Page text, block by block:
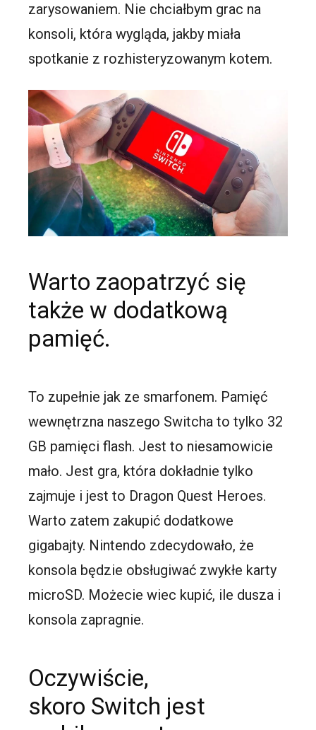
zarysowaniem. Nie chciałbym grac na
konsoli, która wygląda, jakby miała
spotkanie z rozhisteryzowanym kotem.
Warto zaopatrzyć się
także w dodatkową
pamięć.
To zupełnie jak ze smarfonem. Pamięć
wewnętrzna naszego Switcha to tylko 32
GB pamięci flash. Jest to niesamowicie
mało. Jest gra, która dokładnie tylko
zajmuje i jest to Dragon Quest Heroes.
Warto zatem zakupić dodatkowe
gigabajty. Nintendo zdecydowało, że
konsola będzie obsługiwać zwykłe karty
microSD. Możecie wiec kupić, ile dusza i
konsola zapragnie.
Oczywiście,
skoro Switch jest